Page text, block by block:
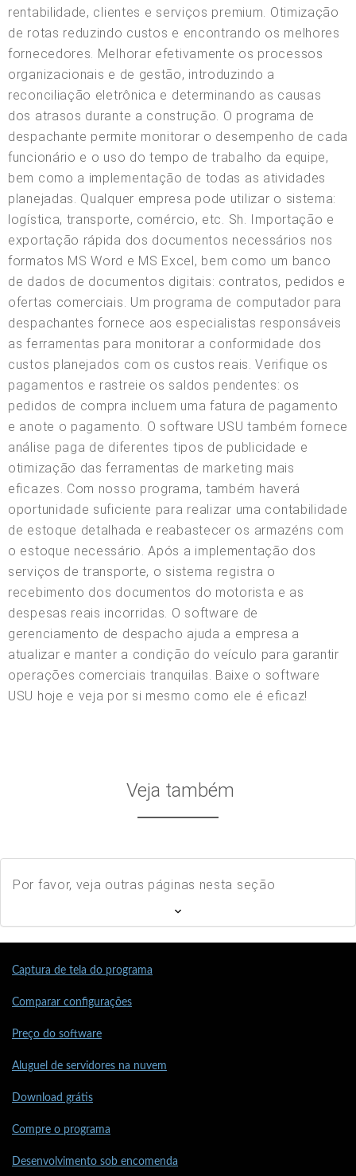
rentabilidade, clientes e serviços premium. Otimização
de rotas reduzindo custos e encontrando os melhores
fornecedores. Melhorar efetivamente os processos
organizacionais e de gestão, introduzindo a
reconciliação eletrônica e determinando as causas
dos atrasos durante a construção. O programa de
despachante permite monitorar o desempenho de cada
funcionário e o uso do tempo de trabalho da equipe,
bem como a implementação de todas as atividades
planejadas. Qualquer empresa pode utilizar o sistema:
logística, transporte, comércio, etc. Sh. Importação e
exportação rápida dos documentos necessários nos
formatos MS Word e MS Excel, bem como um banco
de dados de documentos digitais: contratos, pedidos e
ofertas comerciais. Um programa de computador para
despachantes fornece aos especialistas responsáveis
as ferramentas para monitorar a conformidade dos
custos planejados com os custos reais. Verifique os
pagamentos e rastreie os saldos pendentes: os
pedidos de compra incluem uma fatura de pagamento
e anote o pagamento. O software USU também fornece
análise paga de diferentes tipos de publicidade e
otimização das ferramentas de marketing mais
eficazes. Com nosso programa, também haverá
oportunidade suficiente para realizar uma contabilidade
de estoque detalhada e reabastecer os armazéns com
o estoque necessário. Após a implementação dos
serviços de transporte, o sistema registra o
recebimento dos documentos do motorista e as
despesas reais incorridas. O software de
gerenciamento de despacho ajuda a empresa a
atualizar e manter a condição do veículo para garantir
operações comerciais tranquilas. Baixe o software
USU hoje e veja por si mesmo como ele é eficaz!
Veja também
Por favor, veja outras páginas nesta seção
Captura de tela do programa
Comparar configurações
Preço do software
Aluguel de servidores na nuvem
Download grátis
Compre o programa
Desenvolvimento sob encomenda